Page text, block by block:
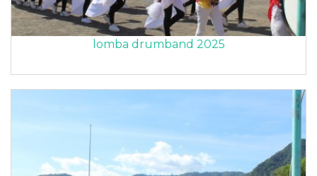
lomba drumband 2025